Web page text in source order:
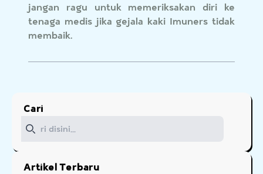
jangan ragu untuk memeriksakan diri ke
tenaga medis jika gejala kaki Imuners tidak
membaik.
Cari
Artikel Terbaru